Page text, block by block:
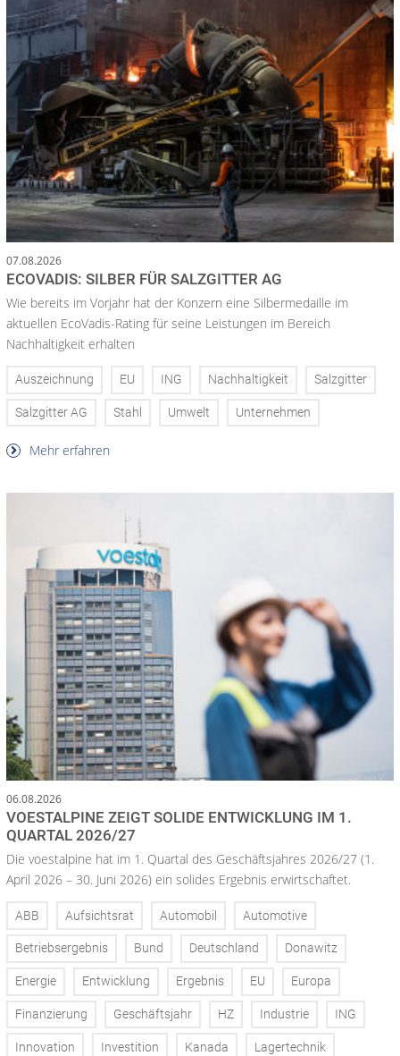
07.08.2026
ECOVADIS: SILBER FÜR SALZGITTER AG
Wie bereits im Vorjahr hat der Konzern eine Silbermedaille im
aktuellen EcoVadis-Rating für seine Leistungen im Bereich
Nachhaltigkeit erhalten
Auszeichnung EU ING Nachhaltigkeit Salzgitter
Salzgitter AG Stahl Umwelt Unternehmen
Mehr erfahren
06.08.2026
VOESTALPINE ZEIGT SOLIDE ENTWICKLUNG IM 1.
QUARTAL 2026/27
Die voestalpine hat im 1. Quartal des Geschäftsjahres 2026/27 (1.
April 2026 – 30. Juni 2026) ein solides Ergebnis erwirtschaftet.
ABB Aufsichtsrat Automobil Automotive
Betriebsergebnis Bund Deutschland Donawitz
Energie Entwicklung Ergebnis EU Europa
Finanzierung Geschäftsjahr HZ Industrie ING
Innovation Investition Kanada Lagertechnik